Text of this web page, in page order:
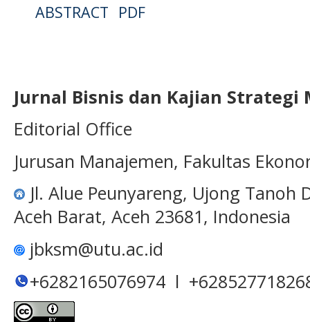
ABSTRACT PDF
Jurnal Bisnis dan Kajian Strategi
Editorial Office
Jurusan Manajemen, Fakultas
Jl. Alue Peunyareng, Ujong
Aceh Barat, Aceh 23681, Indonesia
jbksm@utu.ac.id
+6282165076974 l